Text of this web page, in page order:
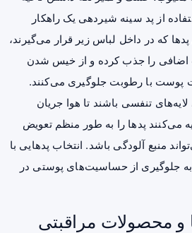
از پد سینه شیردهی یک راهکار
که در داخل لباس زیر قرار می‌گیرند،
اضافی را جذب کرده و از خیس شدن
پوست با رطوبت جلوگیری می‌کنند.
لایه‌های تنفسی باشند تا هوا جریان
می‌کنند پدها را به طور منظم تعویض
منبع آلودگی باشد. انتخاب پدهایی با
به جلوگیری از حساسیت‌های پوستی در
و محصولات مراقبتی